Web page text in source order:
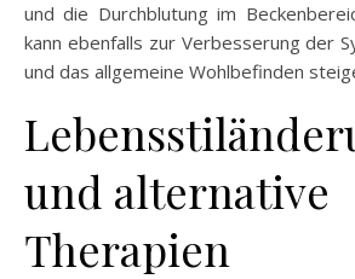
und die Durchblutung im
kann ebenfalls zur Verbesserung der
und das allgemeine Wohlbefinden
und alternative
Therapien